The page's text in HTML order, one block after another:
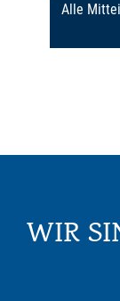
Alle
WIR